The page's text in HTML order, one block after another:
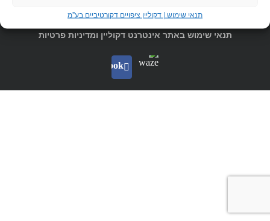
תנאי שימוש | דקוליין ציפויים דקורטיביים בע"מ
הסדרי נגישות
תנאי שימוש באתר אינטרנט דקוליין ומדיניות פרטיות
Waze
facebook